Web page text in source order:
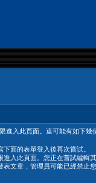
進入此頁面。這可能有如下幾
下面的表單登入後再次嘗試。
進入此頁面。您正在嘗試編輯
表文章，管理員可能已經禁止